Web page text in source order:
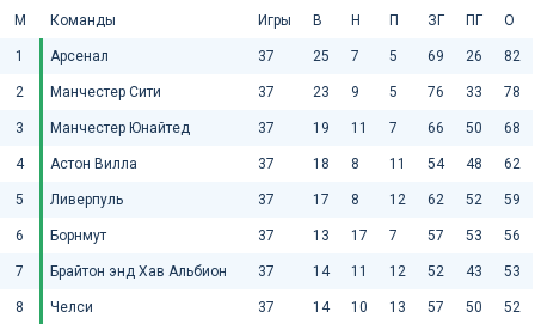
М Команды Игры В Н П ЗГ ПГ О
1 Арсенал 37 25 7 5 69 26 82
2 Манчестер Сити 37 23 9 5 76 33 78
3 Манчестер Юнайтед 37 19 11 7 66 50 68
4 Астон Вилла 37 18 8 11 54 48 62
5 Ливерпуль 37 17 8 12 62 52 59
6 Борнмут 37 13 17 7 57 53 56
7 Брайтон энд Хав Альбион 37 14 11 12 52 43 53
8 Челси 37 14 10 13 57 50 52